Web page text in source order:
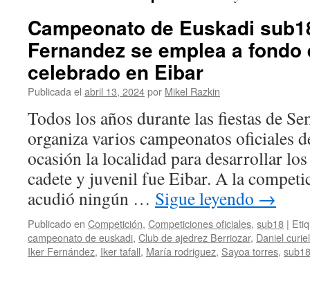
Campeonato de Euskadi
Fernandez se emplea a
celebrado en Eibar
Publicada el abril 13, 2024por Mikel Razkin
Todos los años durante las fiestas de
organiza varios campeonatos oficiales
ocasión la localidad para desarrollar
cadete y juvenil fue Eibar. A la
acudió ningún … Sigue leyendo →
Publicado en Competición, Competiciones oficiales, sub18 |
campeonato de euskadi, Club de ajedrez Berriozar, Daniel curiel
Iker Fernández, Iker tafall, María rodriguez, Sayoa torres, sub18